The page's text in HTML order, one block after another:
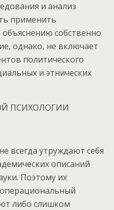
и анализ
применить
объяснению собственно
однако, не включает
политического
и этнических
ПСИХОЛОГИИ
всегда утруждают себя
описаний
Поэтому их
либо слишком